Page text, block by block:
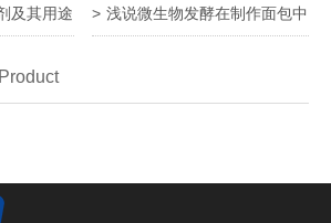
及其用途 浅说微生物发酵在制作面包中